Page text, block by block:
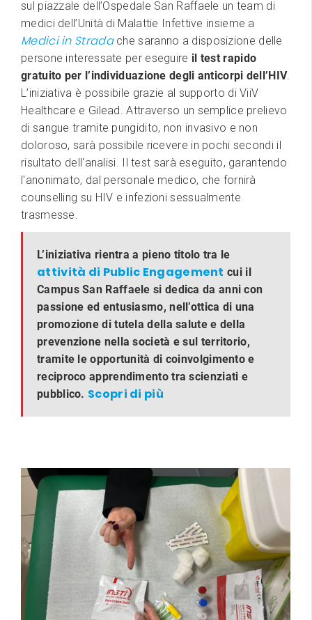
sul piazzale dell’Ospedale San Raffaele un team di
medici dell’Unità di Malattie Infettive insieme a
Medici in Stradache saranno a disposizione delle
persone interessate per eseguire il test rapido
gratuito per l’individuazione degli anticorpi dell’HIV.
L’iniziativa è possibile grazie al supporto di ViiV
Healthcare e Gilead. Attraverso un semplice prelievo
di sangue tramite pungidito, non invasivo e non
doloroso, sarà possibile ricevere in pochi secondi il
risultato dell'analisi. Il test sarà eseguito, garantendo
l'anonimato, dal personale medico, che fornirà
counselling su HIV e infezioni sessualmente
trasmesse.
L’iniziativa rientra a pieno titolo tra le
attività di Public Engagement cui il
Campus San Raffaele si dedica da anni con
passione ed entusiasmo, nell’ottica di una
promozione di tutela della salute e della
prevenzione nella società e sul territorio,
tramite le opportunità di coinvolgimento e
reciproco apprendimento tra scienziati e
pubblico. Scopri di più